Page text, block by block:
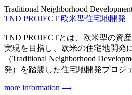
Traditional Neighborhood
TND PROJECT 欧米型住宅地開発
TND PROJECTとは、欧米型の資
実現を目指し、欧米の住宅地開発
（Traditional Neighborhood
発）を踏襲した住宅地開発プロジ
more information